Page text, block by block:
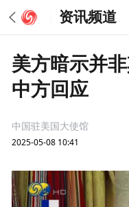
资讯频道
美方暗示并
中方回应
中国驻美国大使馆
2025-05-08 10:41